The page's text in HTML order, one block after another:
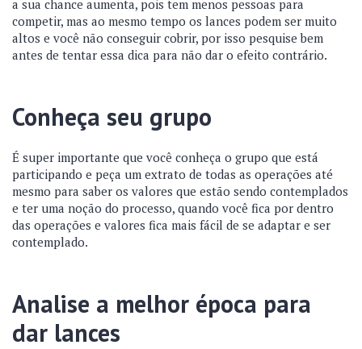
a sua chance aumenta, pois tem menos pessoas para
competir, mas ao mesmo tempo os lances podem ser muito
altos e você não conseguir cobrir, por isso pesquise bem
antes de tentar essa dica para não dar o efeito contrário.
Conheça seu grupo
É super importante que você conheça o grupo que está
participando e peça um extrato de todas as operações até
mesmo para saber os valores que estão sendo contemplados
e ter uma noção do processo, quando você fica por dentro
das operações e valores fica mais fácil de se adaptar e ser
contemplado.
Analise a melhor época para
dar lances